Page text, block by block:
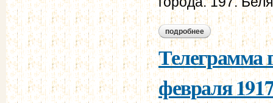
подробнее о телеграмма
Телеграмма
февраля